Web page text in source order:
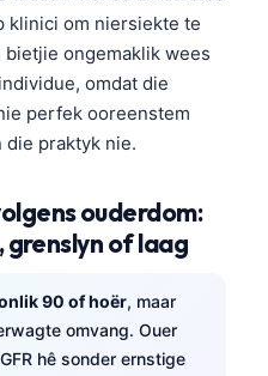
klinici om niersiekte te
bietjie ongemaklik wees
omdat die
perfek ooreenstem
praktyk nie.
ouderdom:
grenslyn of laag
90 of hoër, maar
omvang. Ouer
hê sonder ernstige